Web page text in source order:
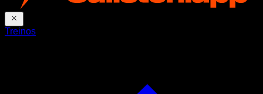
Treinos